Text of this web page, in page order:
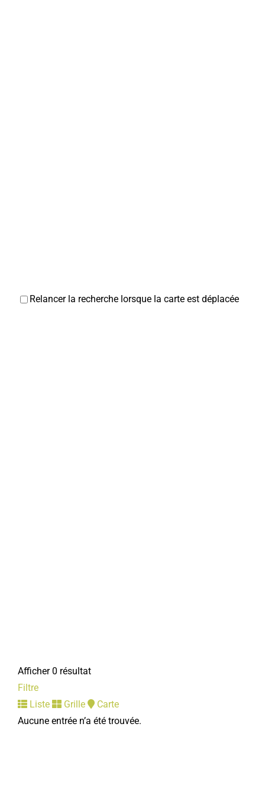
Relancer la recherche lorsque la carte est déplacée
Afficher 0 résultat
Filtre
Liste
Grille
Carte
Aucune entrée n’a été trouvée.